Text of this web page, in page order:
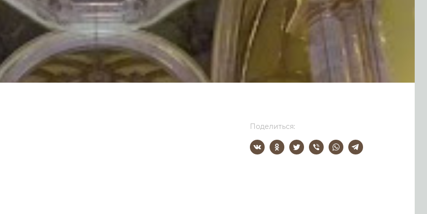
Поделиться: